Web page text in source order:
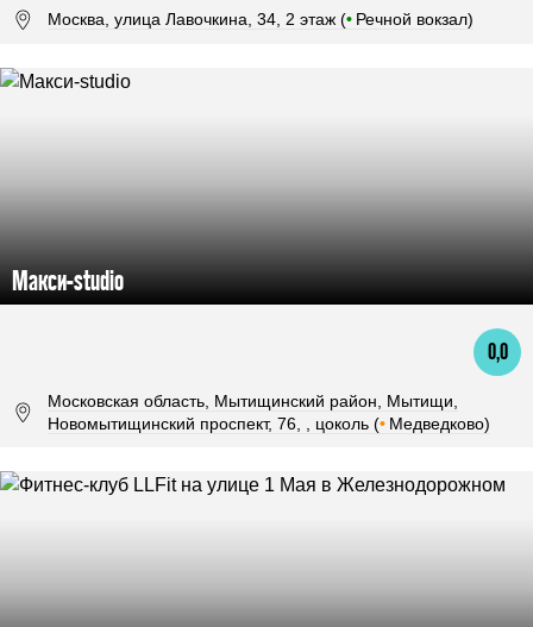
Москва, улица Лавочкина, 34, 2 этаж (• Речной вокзал)
Макси-studio
0,0
Московская область, Мытищинский район, Мытищи,
Новомытищинский проспект, 76, , цоколь (• Медведково)